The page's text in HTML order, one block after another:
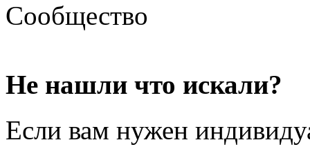
Сообщество
Не нашли что искали?
Если вам нужен